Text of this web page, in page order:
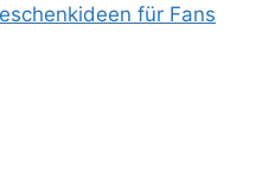
für Fans